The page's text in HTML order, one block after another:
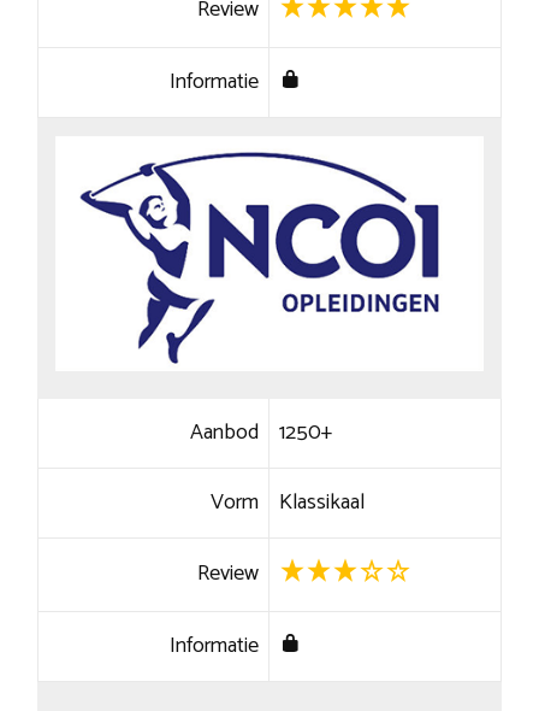
Review
Informatie
Aanbod 1250+
Vorm Klassikaal
Review
Informatie